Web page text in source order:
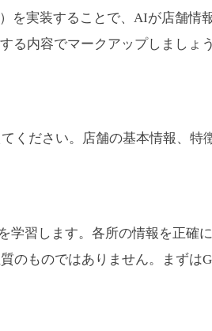
実装することで、AIが店舗情
る内容でマークアップしましょう
ださい。店舗の基本情報、特
習します。各所の情報を正確
ものではありません。まずは